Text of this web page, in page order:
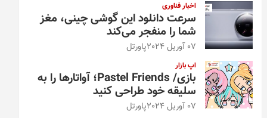
اخبار فناوری
سرعت دانلود این گوشی چینی، مغز
شما را منفجر می‌کند
07 آوریل 2024 پاورتل
اپ بازار
بازی/ Pastel Friends؛ آواتارها را به
سلیقه خود طراحی کنید
07 آوریل 2024 پاورتل